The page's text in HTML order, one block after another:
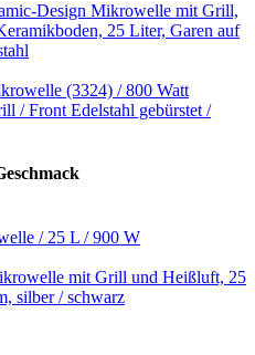
Design Mikrowelle mit Grill,
25 Liter, Garen auf
(3324) / 800 Watt
/ Front Edelstahl gebürstet /
/ 25 L / 900 W
mit Grill und Heißluft, 25
silber / schwarz